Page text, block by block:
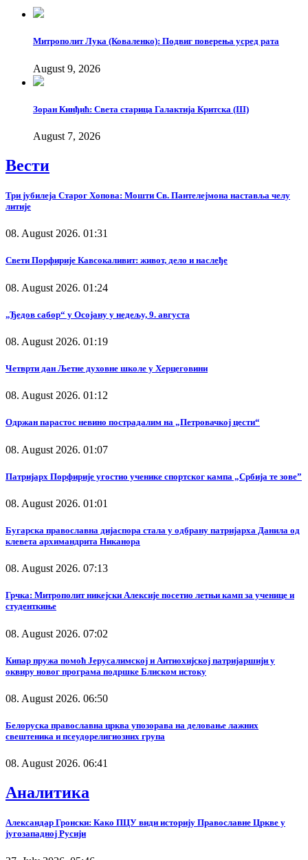
Митрополит Лука (Коваленко): Подвиг поверења усред рата
August 9, 2026
Зоран Кинђић: Света старица Галактија Критска (III)
August 7, 2026
Вести
Три јубилеја Старог Хопова: Мошти Св. Пантелејмона наставља челу
литије
08. August 2026. 01:31
Свети Порфирије Кавсокаливит: живот, дело и наслеђе
08. August 2026. 01:24
„Ђедов сабор“ у Осојану у недељу, 9. августа
08. August 2026. 01:19
Четврти дан Љетне духовне школе у Херцеговини
08. August 2026. 01:12
Одржан парастос невино пострадалим на „Петровачкој цести“
08. August 2026. 01:07
Патријарх Порфирије угостио ученике спортског кампа „Србија те зове”
08. August 2026. 01:01
Бугарска православна дијаспора стала у одбрану патријарха Данила од
клевета архимандрита Никанора
08. August 2026. 07:13
Грчка: Митрополит никејски Алексије посетио летњи камп за ученице и
студенткиње
08. August 2026. 07:02
Кипар пружа помоћ Јерусалимској и Антиохијској патријаршији у
оквиру новог програма подршке Блиском истоку
08. August 2026. 06:50
Белоруска православна црква упозорава на деловање лажних
свештеника и псеудорелигиозних група
08. August 2026. 06:41
Аналитика
Александар Гронски: Како ПЦУ види историју Православне Цркве у
југозападној Русији